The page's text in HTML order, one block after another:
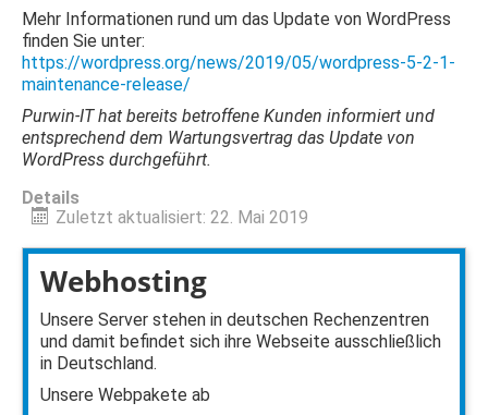
Mehr Informationen rund um das Update von WordPress
finden Sie unter:
https://wordpress.org/news/2019/05/wordpress-5-2-1-
maintenance-release/
Purwin-IT hat bereits betroffene Kunden informiert und
entsprechend dem Wartungsvertrag das Update von
WordPress durchgeführt.
Details
Zuletzt aktualisiert: 22. Mai 2019
Webhosting
Unsere Server stehen in deutschen Rechenzentren
und damit befindet sich ihre Webseite ausschließlich
in Deutschland.
Unsere Webpakete ab